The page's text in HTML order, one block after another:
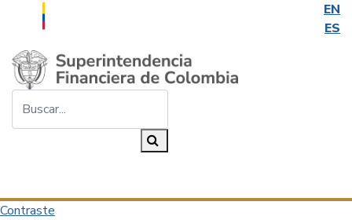
EN
ES
Saltar al contenido principal
Contraste